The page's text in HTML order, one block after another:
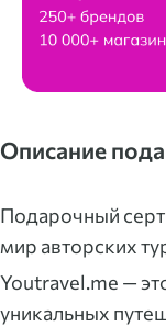
Описание
Подарочный
мир авторских
Youtravel.me —
уникальных